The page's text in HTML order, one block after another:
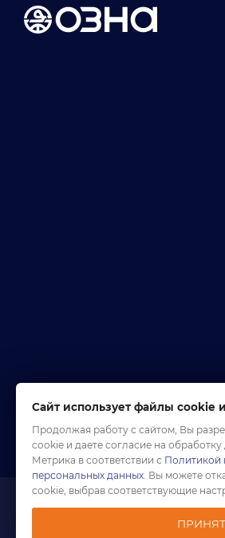
Сайт использует файлы cookie
Продолжая работу с сайтом, Вы
cookie и даете согласие на
Метрика в соответствии с Политикой
персональных данных. Вы можете
cookie, выбрав соответствующие